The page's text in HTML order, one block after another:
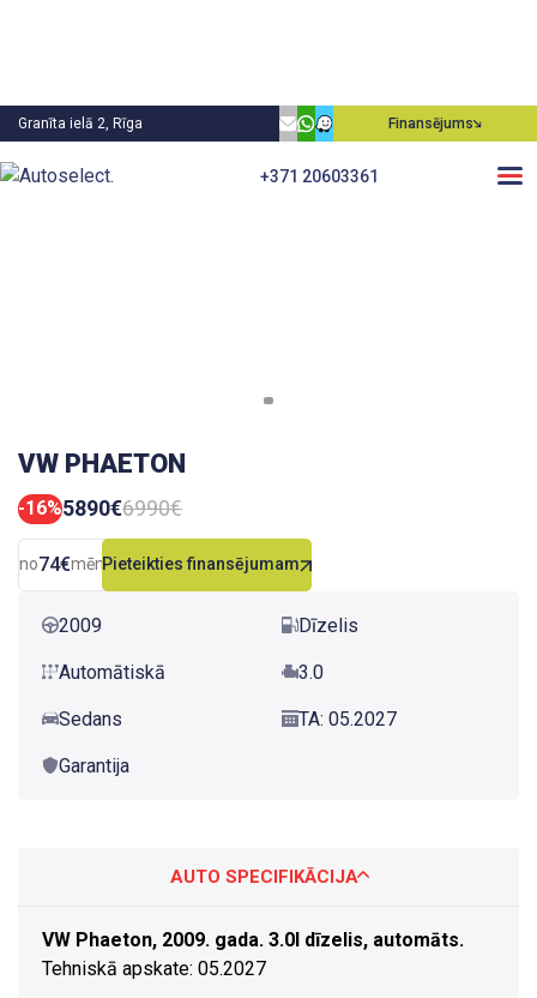
Granīta ielā 2, Rīga Finansējums
+371 20603361
VW PHAETON
-16%5890€6990€
no74€mēn.Pieteikties finansējumam
2009 Dīzelis
Automātiskā 3.0
Sedans TA: 05.2027
Garantija
AUTO SPECIFIKĀCIJA
VW Phaeton, 2009. gada. 3.0l dīzelis, automāts.
Tehniskā apskate: 05.2027